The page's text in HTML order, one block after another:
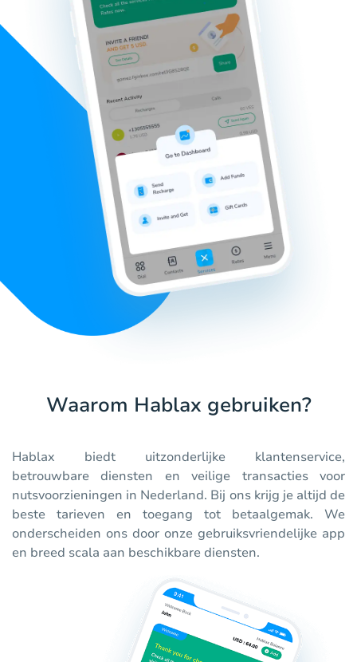
Waarom Hablax gebruiken?
Hablax biedt uitzonderlijke klantenservice,
betrouwbare diensten en veilige transacties voor
nutsvoorzieningen in Nederland. Bij ons krijg je altijd de
beste tarieven en toegang tot betaalgemak. We
onderscheiden ons door onze gebruiksvriendelijke app
en breed scala aan beschikbare diensten.